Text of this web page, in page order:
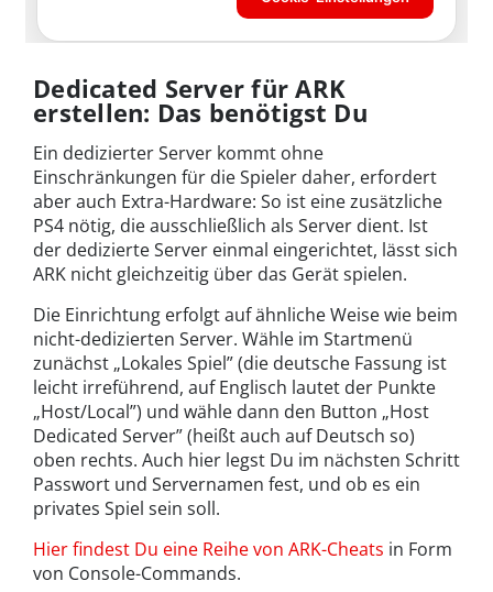
Dedicated Server für ARK
erstellen: Das benötigst Du
Ein dedizierter Server kommt ohne
Einschränkungen für die Spieler daher, erfordert
aber auch Extra-Hardware: So ist eine zusätzliche
PS4 nötig, die ausschließlich als Server dient. Ist
der dedizierte Server einmal eingerichtet, lässt sich
ARK nicht gleichzeitig über das Gerät spielen.
Die Einrichtung erfolgt auf ähnliche Weise wie beim
nicht-dedizierten Server. Wähle im Startmenü
zunächst „Lokales Spiel” (die deutsche Fassung ist
leicht irreführend, auf Englisch lautet der Punkte
„Host/Local”) und wähle dann den Button „Host
Dedicated Server” (heißt auch auf Deutsch so)
oben rechts. Auch hier legst Du im nächsten Schritt
Passwort und Servernamen fest, und ob es ein
privates Spiel sein soll.
Hier findest Du eine Reihe von ARK-Cheats in Form
von Console-Commands.